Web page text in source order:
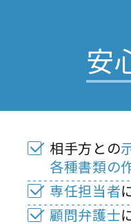
安
相手方との
各種書類の
専任担当者
顧問弁護士